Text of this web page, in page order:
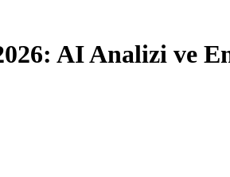
AI Analizi ve